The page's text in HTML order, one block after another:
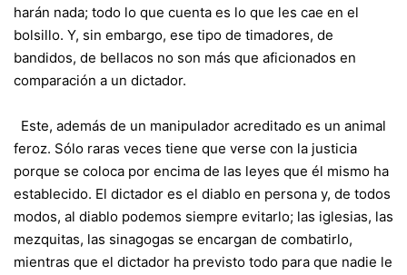
harán nada; todo lo que cuenta es lo que les cae en el
bolsillo. Y, sin embargo, ese tipo de timadores, de
bandidos, de bellacos no son más que aficionados en
comparación a un dictador.
Este, además de un manipulador acreditado es un animal
feroz. Sólo raras veces tiene que verse con la justicia
porque se coloca por encima de las leyes que él mismo ha
establecido. El dictador es el diablo en persona y, de todos
modos, al diablo podemos siempre evitarlo; las iglesias, las
mezquitas, las sinagogas se encargan de combatirlo,
mientras que el dictador ha previsto todo para que nadie le